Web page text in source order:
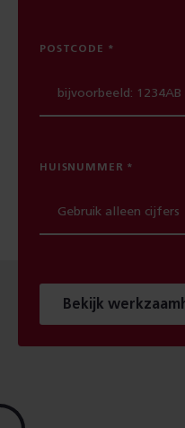
POSTCODE
HUISNUMMER
Bekijk